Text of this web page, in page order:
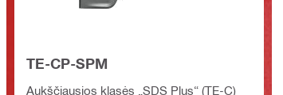
TE-CP-SPM
Aukščiausios klasės „SDS Plus“ (TE-C)